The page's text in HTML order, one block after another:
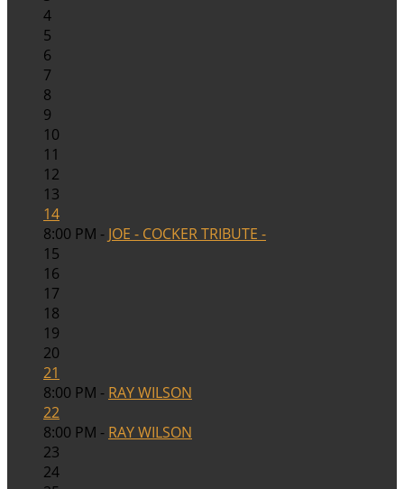
4
5
6
7
8
9
10
11
12
13
14
8:00 PM - JOE - COCKER TRIBUTE -
15
16
17
18
19
20
21
8:00 PM - RAY WILSON
22
8:00 PM - RAY WILSON
23
24